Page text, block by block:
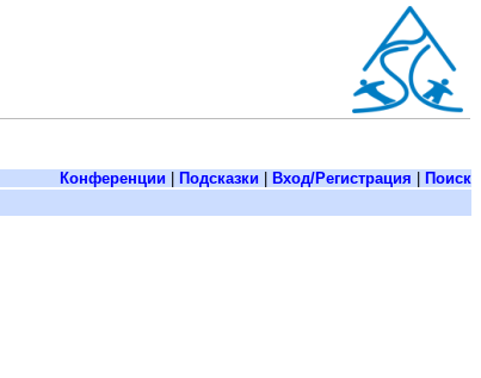
Конференции Подсказки Вход/Регистрация Поиск